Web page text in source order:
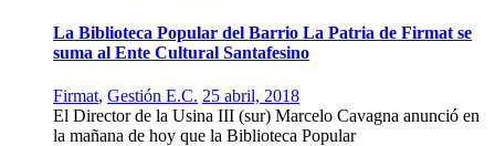
La Biblioteca Popular del Barrio La Patria de Firmat se
suma al Ente Cultural Santafesino
Firmat, Gestión E.C. 25 abril, 2018
El Director de la Usina III (sur) Marcelo Cavagna anunció en
la mañana de hoy que la Biblioteca Popular